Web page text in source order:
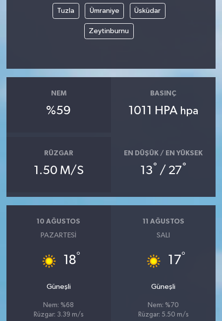
Tuzla Ümraniye Üsküdar
Zeytinburnu
NEM
%59
BASINÇ
1011 HPA hpa
RÜZGAR
1.50 M/S
EN DÜŞÜK / EN YÜKSEK
13° / 27°
10 AĞUSTOS
PAZARTESI
18°
Güneşli
Nem: %68
Rüzgar: 3.39 m/s
11 AĞUSTOS
SALI
17°
Güneşli
Nem: %70
Rüzgar: 5.50 m/s